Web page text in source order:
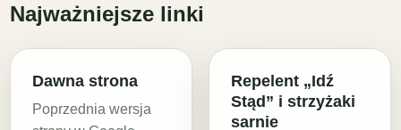
Najważniejsze linki
Dawna strona
Poprzednia wersja
Repelent „Idź
Stąd” i strzyżaki
sarnie